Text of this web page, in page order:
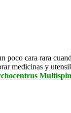
poco cara rara
medicinas y